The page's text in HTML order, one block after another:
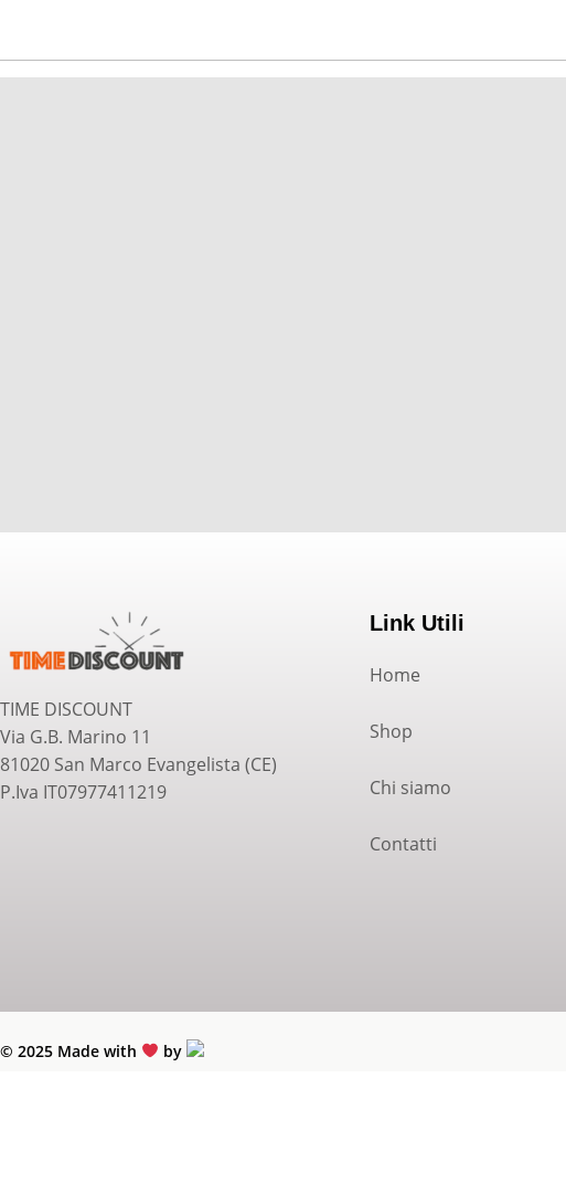
TIME DISCOUNT
Via G.B. Marino 11
81020 San Marco Evangelista (CE)
P.Iva IT07977411219
Link Utili
Home
Shop
Chi siamo
Contatti
© 2025 Made with by